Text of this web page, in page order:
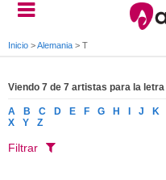
Inicio >Alemania > T
Viendo 7 de 7 artistas para la letra
A B C D E F G H J K
X
Y Z
Filtrar